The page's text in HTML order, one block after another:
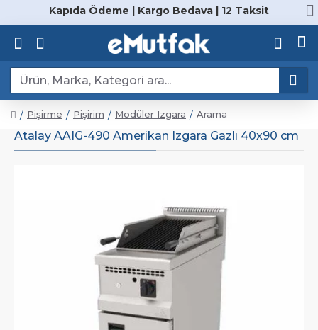
Kapıda Ödeme | Kargo Bedava | 12 Taksit
Pişirme Pişirim Modüler Izgara Arama
Atalay AAIG-490 Amerikan Izgara Gazlı 40x90 cm